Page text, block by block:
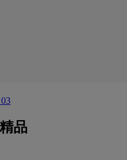
品